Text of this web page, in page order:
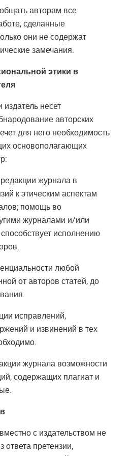
авторам все
сделанные
они не содержат
замечания.
этики в
издатель несет
авторских
для него необходимость
основополагающих
журнала в
к этическим аспектам
помощь во
журналами и/или
исполнению
любой
от авторов статей, до
исправлений,
и извинений в тех
журнала возможности
содержащих плагиат и
с издательством не
ответа претензии,